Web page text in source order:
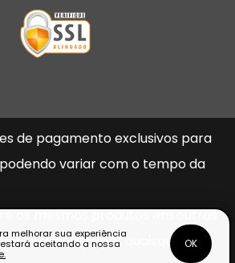
de pagamento exclusivos para
variar com o tempo da
os mesmos produtos em outras
por quaisquer
melhorar sua experiência
aceitando a nossa
OK